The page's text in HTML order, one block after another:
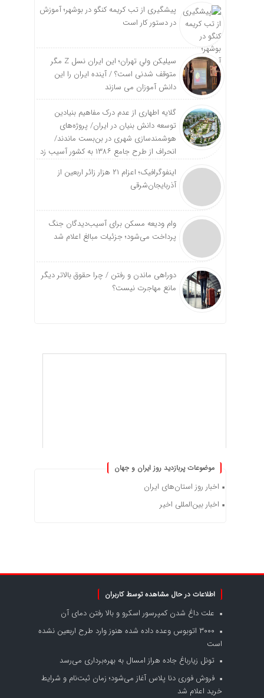
پیشگیری از تب کریمه کنگو در بوشهر؛ آموزش
در دستور کار است
سیلیکن ولیِ تهران؛ این ایران نسل Z مگر
متوقف شدنی است؟ / آینده ایران را این
دانش آموزان می سازند
گلایه اطهاری از عدم درک مفاهیم بنیادین
توسعه دانش بنیان در ایران/ پروژه‌های
هوشمندسازی شهری در بن‌بست ماندند/
انحراف از طرح جامع ۱۳۸۶ به کشور آسیب زد
اینفوگرافیک؛ اعزام ۲۱ هزار زائر اربعین از
آذربایجان‌شرقی
وام ودیعه مسکن برای آسیب‌دیدگان جنگ
پرداخت می‌شود؛ جزئیات مبالغ اعلام شد
دوراهی ماندن و رفتن / چرا حقوق بالاتر دیگر
مانع مهاجرت نیست؟
موضوعات پربازدید روز ایران و جهان
اخبار روز استان‌های ایران
اخبار بین‌المللی اخیر
اطلاعات در حال مشاهده توسط کاربران
علت داغ شدن کمپرسور اسکرو و بالا رفتن دمای آن
۳۰۰۰ اتوبوس وعده داده شده هنوز وارد طرح اربعین نشده
است
تونل زیارباغ جاده هراز امسال به بهره‌برداری می‌رسد
فروش فوری دنا پلاس آغاز می‌شود؛ زمان ثبت‌نام و شرایط
خرید اعلام شد